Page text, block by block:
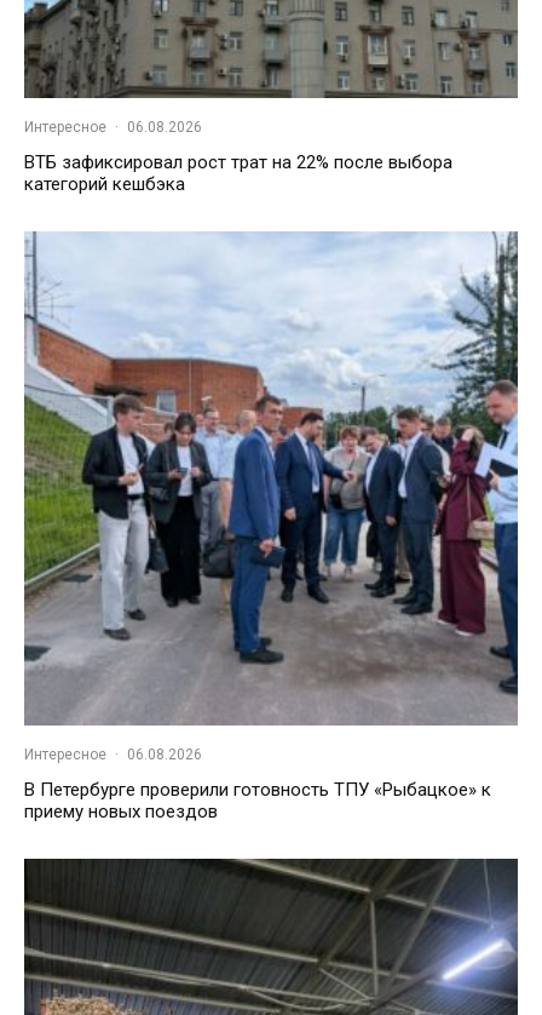
Интересное · 06.08.2026
ВТБ зафиксировал рост трат на 22% после выбора
категорий кешбэка
Интересное · 06.08.2026
В Петербурге проверили готовность ТПУ «Рыбацкое» к
приему новых поездов